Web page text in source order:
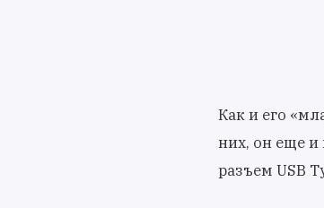
Как и его
них, он еще и
разъем USB